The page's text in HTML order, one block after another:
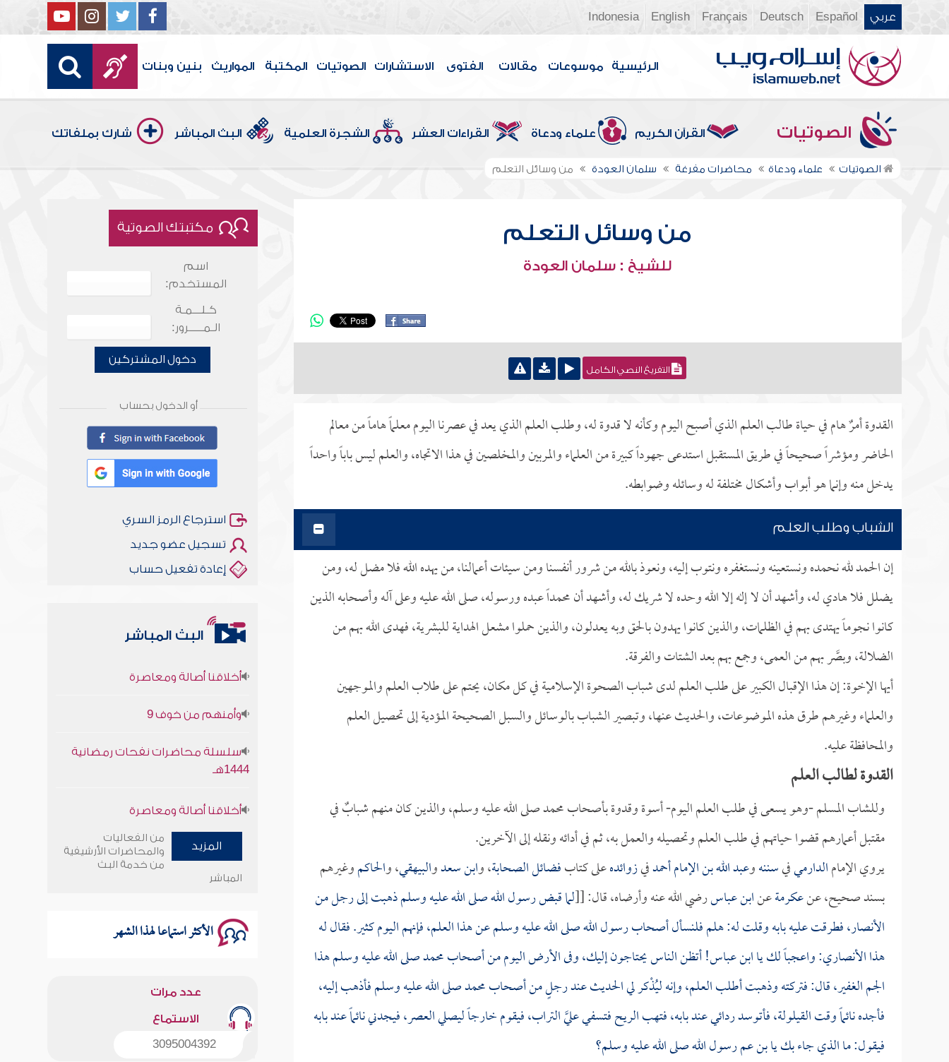
عربي Español
Deutsch
Français
English
Indonesia
الرئيسية موسوعات مقالات الفتوى الاستشارات الصوتيات المكتبة المواريث بنين وبنات
الصوتيات القرآن الكريم علماء ودعاة القراءات العشر الشجرة العلمية البث المباشر شارك بملفاتك
الصوتيات علماء ودعاة محاضرات مفرغة سلمان العودة من وسائل التعلم
من وسائل التعلم
للشيخ : سلمان العودة
التفريغ النصي الكامل
القدوة أمرٌ هام في حياة طالب العلم الذي أصبح اليوم وكأنه لا قدوة له، وطلب العلم الذي يعد في عصرنا اليوم معلماً هاماً من معالم
الحاضر ومؤشراً صحيحاً في طريق المستقبل استدعى جهوداً كبيرة من العلماء والمربين والمخلصين في هذا الاتجاه، والعلم ليس باباً واحداً
يدخل منه وإنما هو أبواب وأشكال مختلفة له وسائله وضوابطه.
الشباب وطلب العلم
إن الحمد لله نحمده ونستعينه ونستغفره ونتوب إليه، ونعوذ بالله من شرور أنفسنا ومن سيئات أعمالنا، من يهده الله فلا مضل له، ومن
يضلل فلا هادي له، وأشهد أن لا إله إلا الله وحده لا شريك له، وأشهد أن محمداً عبده ورسوله، صلى الله عليه وعلى آله وأصحابه الذين
كانوا نجوماً يهتدى بهم في الظلمات، والذين كانوا يهدون بالحق وبه يعدلون، والذين حملوا مشعل الهداية للبشرية، فهدى الله بهم من
الضلالة، وبصَّر بهم من العمى، وجمع بهم بعد الشتات والفرقة.
أيها الإخوة: إن هذا الإقبال الكبير على طلب العلم لدى شباب الصحوة الإسلامية في كل مكان، يحتم على طلاب العلم والموجهين
والعلماء وغيرهم طرق هذه الموضوعات، والحديث عنها، وتبصير الشباب بالوسائل والسبل الصحيحة المؤدية إلى تحصيل العلم
والمحافظة عليه.
القدوة لطالب العلم
وللشاب المسلم -وهو يسعى في طلب العلم اليوم- أسوة وقدوة بأصحاب محمد صلى الله عليه وسلم، والذين كان منهم شبابٌ في
مقتبل أعمارهم قضوا حياتهم في طلب العلم وتحصيله والعمل به، ثم في أدائه ونقله إلى الآخرين.
يروي الإمامالدارميفيسننهوعبد الله بن الإمام أحمدفيزوائدهعلى كتابفضائل الصحابة، وابن سعدوالبيهقي، والحاكموغيرهم
بسند صحيح، عنعكرمةعنابن عباسرضي الله عنه وأرضاه، قال: [[لما قبض رسول الله صلى الله عليه وسلم ذهبت إلى رجل من
الأنصار، فطرقت عليه بابه وقلت له: هلم فلنسأل أصحاب رسول الله صلى الله عليه وسلم عن هذا العلم، فإنهم اليوم كثير. فقال له
هذا الأنصاري: واعجباً لك ياابن عباس! أتظن الناس يحتاجون إليك، وفى الأرض اليوم من أصحاب محمد صلى الله عليه وسلم هذا
الجم الغفير، قال: فتركته وذهبت أطلب العلم، وإنه ليُذْكر لي الحديث عند رجلٍ من أصحاب محمد صلى الله عليه وسلم فأذهب إليه،
فأجده نائماً وقت القيلولة، فأتوسد ردائي عند بابه، فتهب الريح فتسفي عليَّ التراب، فيقوم خارجاً ليصلي العصر، فيجدني نائماً عند بابه
فيقول: ما الذي جاء بك يا بن عم رسول الله صلى الله عليه وسلم؟
مكتبتك الصوتية
اسم
المستخدم:
كـلـــمـة
الـمـــــرور:
دخول المشتركين
أو الدخول بحساب
استرجاع الرمز السري
تسجيل عضو جديد
إعادة تفعيل حساب
البث المباشر
1444هـ
سلسلة محاضرات نفحات رمضانية
1444هـ
المزيد
من الفعاليات
والمحاضرات الأرشيفية
من خدمة البث
المباشر
الأكثر استماعا لهذا الشهر
عدد مرات
الاستماع
3095004392